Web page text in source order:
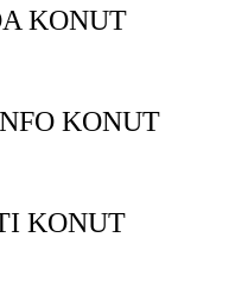
KONUT
KONUT
KONUT